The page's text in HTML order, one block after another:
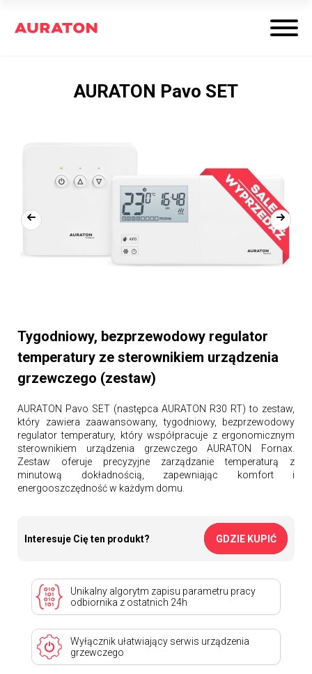
AURATON Pavo SET
Tygodniowy, bezprzewodowy regulator
temperatury ze sterownikiem urządzenia
grzewczego (zestaw)
AURATON Pavo SET (następca AURATON R30 RT) to zestaw,
który zawiera zaawansowany, tygodniowy, bezprzewodowy
regulator temperatury, który współpracuje z ergonomicznym
sterownikiem urządzenia grzewczego AURATON Fornax.
Zestaw oferuje precyzyjne zarządzanie temperaturą z
minutową dokładnością, zapewniając komfort i
energooszczędność w każdym domu.
Interesuje Cię ten produkt? GDZIE KUPIĆ
Unikalny algorytm zapisu parametru pracy
odbiornika z ostatnich 24h
Wyłącznik ułatwiający serwis urządzenia
grzewczego